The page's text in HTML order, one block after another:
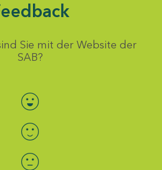
Sie mit der Website der
SAB?
Bewertung auswählen